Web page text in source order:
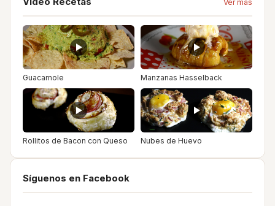
Ver más
Guacamole Manzanas Hasselback
Rollitos de Bacon con Queso Nubes de Huevo
Síguenos en Facebook